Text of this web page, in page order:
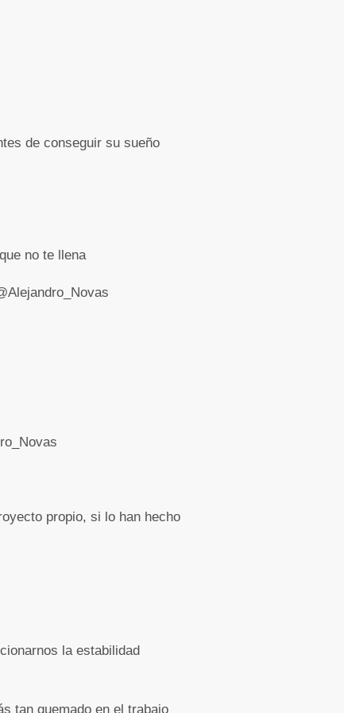
de conseguir su sueño
no te llena
propio, si lo han hecho
la estabilidad
tan quemado en el trabajo